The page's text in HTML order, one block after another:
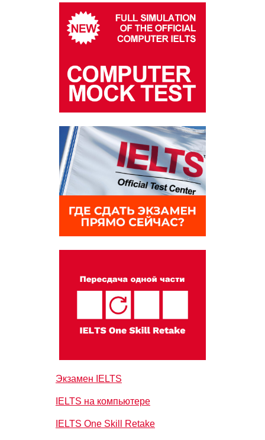
Экзамен IELTS
IELTS на компьютере
IELTS One Skill Retake